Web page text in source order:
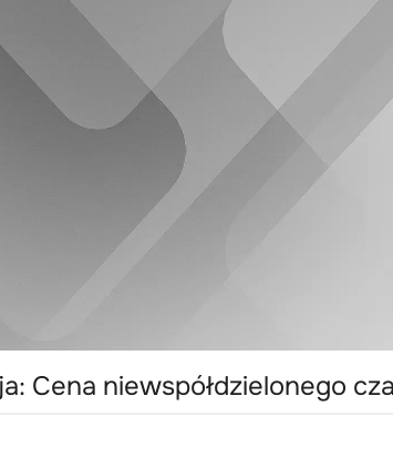
Cena niewspółdzielonego